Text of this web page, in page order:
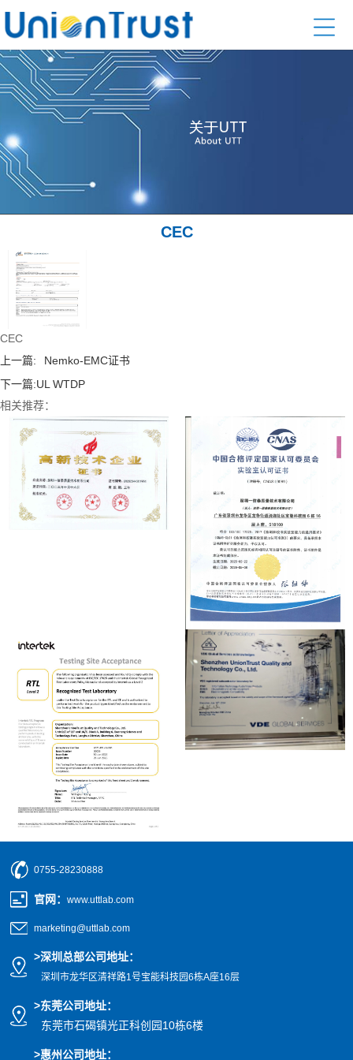
CEC
CEC
上一篇:
Nemko-EMC证书
下一篇:UL WTDP
相关推荐：
0755-28230888
官网 ：www.uttlab.com
marketing@uttlab.com
>深圳总部公司地址：
深圳市龙华区清祥路1号宝能科技园6栋A座16层
>东莞公司地址：
东莞市石碣镇光正科创园10栋6楼
>惠州公司地址：